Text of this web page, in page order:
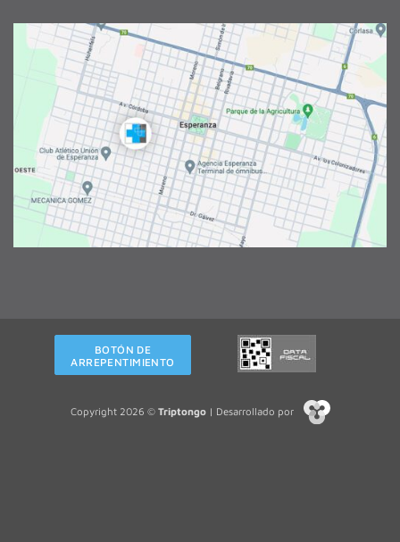
BOTÓN DE
ARREPENTIMIENTO
Copyright 2026 © Triptongo| Desarrollado por